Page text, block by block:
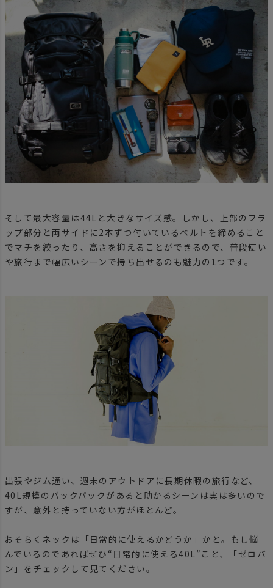
そして最大容量は44Lと大きなサイズ感。しかし、上部のフラ
ップ部分と両サイドに2本ずつ付いているベルトを締めること
でマチを絞ったり、高さを抑えることができるので、普段使い
や旅行まで幅広いシーンで持ち出せるのも魅力の1つです。
出張やジム通い、週末のアウトドアに長期休暇の旅行など、
40L規模のバックパックがあると助かるシーンは実は多いので
すが、意外と持っていない方がほとんど。
おそらくネックは「日常的に使えるかどうか」かと。もし悩
んでいるのであればぜひ“日常的に使える40L”こと、「ゼロバ
ン」をチェックして見てください。